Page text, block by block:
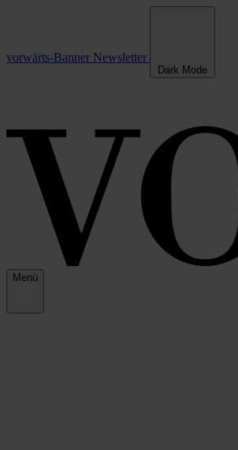
vorwärts-Banner Newsletter
Dark Mode
Menü